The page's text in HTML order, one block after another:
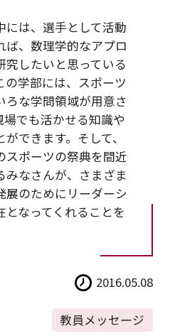
には、選手として活動
ば、数理学的なアプロ
究したいと思っている
の学部には、スポーツ
ろな学問領域が用意さ
でも活かせる知識や
できます。そして、
スポーツの祭典を間近
みなさんが、さまざま
展のためにリーダーシ
となってくれることを
2016.05.08
教員メッセージ